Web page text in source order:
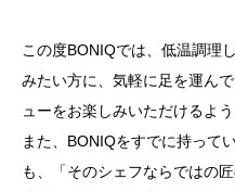
この度BONIQでは、低温調理
みたい方に、気軽に足を運ん
ューをお楽しみいただけるよう
また、BONIQをすでに持って
も、「そのシェフならではの